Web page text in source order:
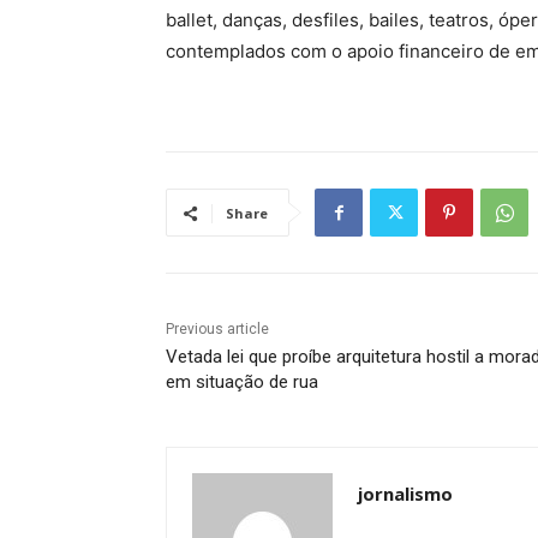
ballet, danças, desfiles, bailes, teatros,
contemplados com o apoio financeiro de
Share
Previous article
Vetada lei que proíbe arquitetura hostil a
em situação de rua
jornalismo